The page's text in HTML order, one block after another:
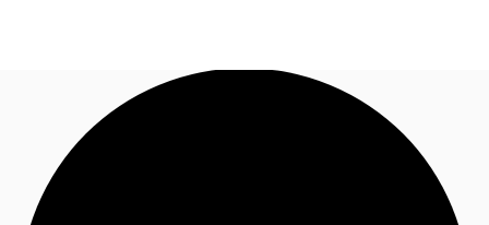
Nieuws & onderzoek
Favorieten
Bel nu